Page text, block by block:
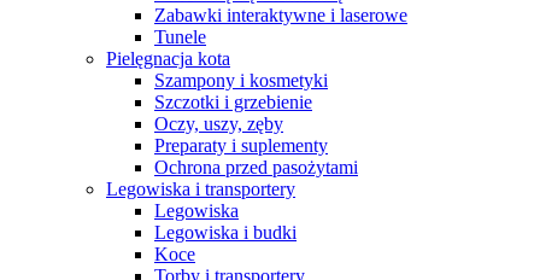
Zabawki interaktywne i laserowe
Tunele
Pielęgnacja kota
Szampony i kosmetyki
Szczotki i grzebienie
Oczy, uszy, zęby
Preparaty i suplementy
Ochrona przed pasożytami
Legowiska i transportery
Legowiska
Legowiska i budki
Koce